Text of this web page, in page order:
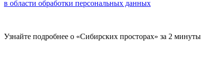
в области обработки персональных данных
Узнайте подробнее о «Сибирских просторах» за 2 минуты